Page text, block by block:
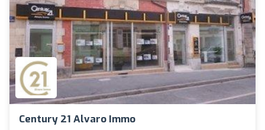
Century 21 Alvaro Immo